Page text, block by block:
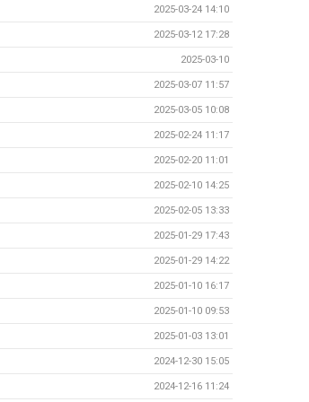
2025-03-24 14:10
2025-03-12 17:28
2025-03-10
2025-03-07 11:57
2025-03-05 10:08
2025-02-24 11:17
2025-02-20 11:01
2025-02-10 14:25
2025-02-05 13:33
2025-01-29 17:43
2025-01-29 14:22
2025-01-10 16:17
2025-01-10 09:53
2025-01-03 13:01
2024-12-30 15:05
2024-12-16 11:24